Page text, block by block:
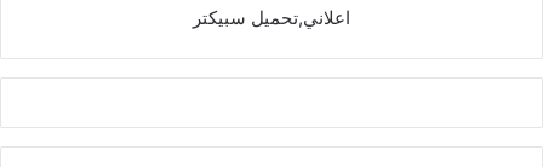
اعلاني,تحميل سبيكتر